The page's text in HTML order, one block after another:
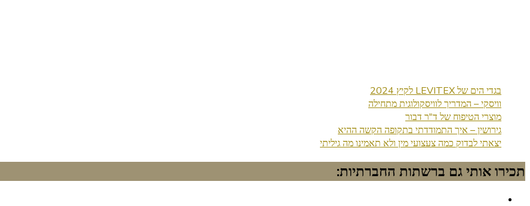
בגדי הים של LEVITEX לקיץ 2024
וויסקי – המדריך לוויסקולוגית מתחילה
מוצרי הטיפוח של ד"ר דבור
גירושין – איך התמודדתי בתקופה הקשה ההיא
יצאתי לבדוק כמה צעצועי מין ולא תאמינו מה גיליתי
תכירו אותי גם ברשתות החברתיות: